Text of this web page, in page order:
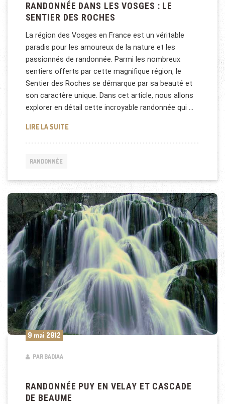
RANDONNÉE DANS LES VOSGES : LE
SENTIER DES ROCHES
La région des Vosges en France est un véritable
paradis pour les amoureux de la nature et les
passionnés de randonnée. Parmi les nombreux
sentiers offerts par cette magnifique région, le
Sentier des Roches se démarque par sa beauté et
son caractère unique. Dans cet article, nous allons
explorer en détail cette incroyable randonnée qui …
LIRE LA SUITERANDONNÉE DANS LES VOSGES : LE SENTIER DES
RANDONNÉE
9 mai 2012
PAR BADIAA
RANDONNÉE PUY EN VELAY ET CASCADE
DE BEAUME